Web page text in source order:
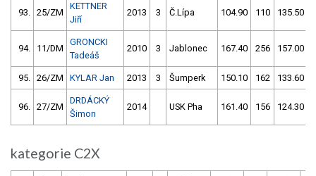
93. 25/ZM
KETTNER
Jiří
2013 3 Č.Lípa 104.90 110 135.50
94. 11/DM
GRONCKI
Tadeáš
2010 3 Jablonec 167.40 256 157.00
95. 26/ZM KYLAR Jan 2013 3 Šumperk 150.10 162 133.60
96. 27/ZM
DRDÁCKÝ
Šimon
2014 USK Pha 161.40 156 124.30
kategorie C2X